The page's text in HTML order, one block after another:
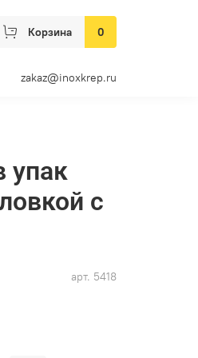
Корзина 0
zakaz@inoxkrep.ru
арт. 5418
упак
с